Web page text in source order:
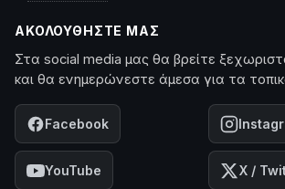
ΑΚΟΛΟΥΘΉΣΤΕ ΜΑΣ
Στα social media μας θα βρείτε
και θα ενημερώνεστε άμεσα για τα
Facebook
YouTube X /